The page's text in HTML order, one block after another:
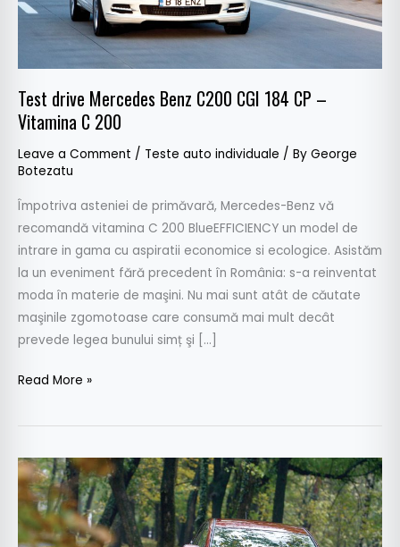
Test drive Mercedes Benz C200 CGI 184 CP –
Vitamina C 200
Leave a Comment / Teste auto individuale / By George
Botezatu
Împotriva asteniei de primăvară, Mercedes-Benz vă
recomandă vitamina C 200 BlueEFFICIENCY un model de
intrare in gama cu aspiratii economice si ecologice. Asistăm
la un eveniment fără precedent în România: s-a reinventat
moda în materie de maşini. Nu mai sunt atât de căutate
maşinile zgomotoase care consumă mai mult decât
prevede legea bunului simț şi […]
CP
200
Read More »
Test
drive
Mazda
CX-